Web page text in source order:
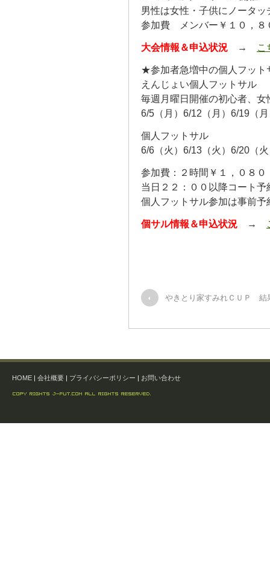
男性は女性・子供にノータッ
参加費 メンバー￥１０，
大会情報＆申込状況 → こ
★参加者急増中の個人フッ
えんじょい個人フットサル
毎週月曜日開催の初心者、
6/5（月）6/12（月）6/19（
個人フットサル
6/6（火）6/13（火）6/20（
参加費：２時間￥１，０８０
当日２２：００以降コート
個人フットサル参加は事前
個サル情報＆申込状況 →
やきとり家すみれＣＵＰ 結
HOME | 会社概要 | プライバシーポリシー | お問い合わせ